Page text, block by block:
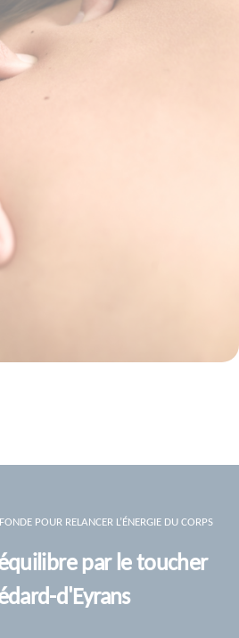
POUR RELANCER L’ÉNERGIE DU CORPS
par le toucher
d'Eyrans